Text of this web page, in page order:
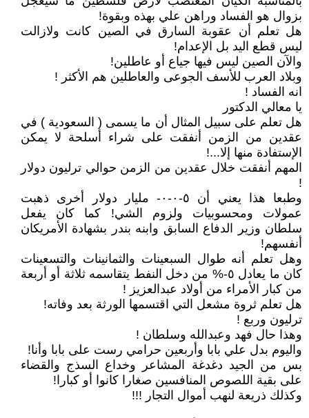
بزوال هو الفساد وراهن علي بهذه وبقوة!
هل تعلم أن عقوبة السارق في الصين كانت ولازالت
ليس قطع اليد بل الإعدام!
والآن الصين ليس فيها جياع أو عاطلين!
وبلاد العرب للأسف الجوعى والعاطلين هم الأكثر !
انه الفساد !
يا معالي الدكتور
هل تعلم على سبيل المثال أن ما يسمى ( السعودية ) في
عقدين من الزمن أنفقت على شراء أسلحة لا يمكن
الإستفادة منها إلا...!
المهم أنفقت خلال عقدين من الزمن حوالي ترليون دولار
!
وطبعا هذا يعني أن ٥-٠-٠- مليار دولار أخرى ذهبت
عمولات ومحسوبيات ولزوم الشي! كما كان يفعل
سلطان وزير الدفاع السابق وابنه بندر بشهادة الأمريكان
أنفسهم!
وهل تعلم أنه طوال السبعينات والثمانينات والتسعينات
كان ما يعادل ٥-% من دخل النفط يتقاسمه ثلاثة أو أربعة
من كبار الأمراء من أولاد عبدالعزيز !
هل تعلم ثروة مشعل التي اقتسمها الورثة بعد وفاته!
ترليون وربع !
وهذا حال فهد وعبدالله وسلطان !
واليوم بدل علي بابا وأربعين حرامي رست على بابا وأنا!
بس من الجيد دغدغة المشاعر وخداع السذج والقضاء
على بقية اللصوص المنافسين صغارا كانوا أو كبارا!
وكذلك ذريعة لنهب أموال التجار !!!